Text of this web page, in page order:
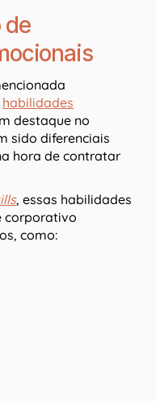
de
habilidades
destaque no
sido diferenciais
hora de contratar
, essas habilidades
corporativo
como: